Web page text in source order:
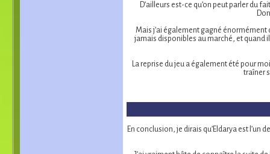
D’ailleurs est-ce qu’on peut parler du
Mais j’ai également gagné énormément
jamais disponibles au marché, et quand
La reprise du jeu a également été pour
traîner
En conclusion, je dirais qu’Eldarya est l’un